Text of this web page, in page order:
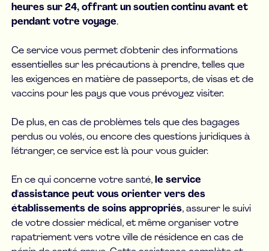
heures sur 24, offrant un soutien continu avant et
pendant votre voyage.
Ce service vous permet d'obtenir des informations
essentielles sur les précautions à prendre, telles que
les exigences en matière de passeports, de visas et de
vaccins pour les pays que vous prévoyez visiter.
De plus, en cas de problèmes tels que des bagages
perdus ou volés, ou encore des questions juridiques à
l'étranger, ce service est là pour vous guider.
En ce qui concerne votre santé,le service
d'assistance peut vous orienter vers des
établissements de soins appropriés, assurer le suivi
de votre dossier médical, et même organiser votre
rapatriement vers votre ville de résidence en cas de